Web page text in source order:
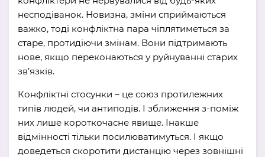
несподіванок. Новизна, зміни сприймаються
важко, тоді конфліктна пара чіплятиметься за
старе, протидіючи змінам. Вони підтримають
нове, якщо переконаються у руйнуванні старих
зв’язків.
Конфліктні стосунки – це союз протилежних
типів людей, чи антиподів. І зближення з-поміж
них лише короткочасне явище. Інакше
відмінності тільки посилюватимуться. І якщо
доведеться скоротити дистанцію через зовнішні